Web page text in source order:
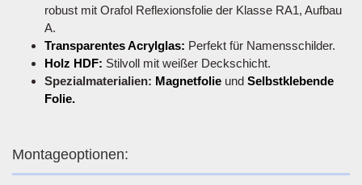
robust mit Orafol Reflexionsfolie der Klasse RA1, Aufbau
A.
Transparentes Acrylglas: Perfekt für Namensschilder.
Holz HDF: Stilvoll mit weißer Deckschicht.
Spezialmaterialien: Magnetfolie und Selbstklebende
Folie.
Montageoptionen: